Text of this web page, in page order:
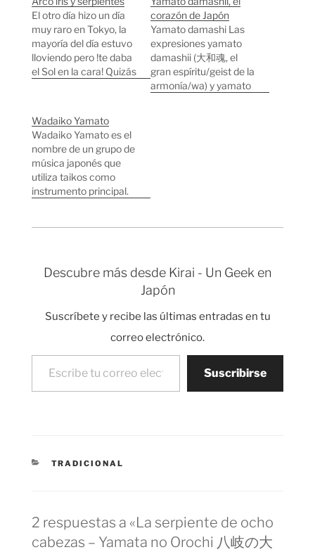
El otro día hizo un día
muy raro en Tokyo, la
mayoría del día estuvo
lloviendo pero !te daba
el Sol en la cara! Quizás
ciudad y también
varios arcos iris.
Tranquilos, saqué esta
foto con…
corazón de Japón
Yamato damashi Las
expresiones yamato
damashii (大和魂, el
gran espíritu/geist de la
armonía/wa) y yamato
se utiliza para expresar
Wadaiko Yamato
Wadaiko Yamato es el
nombre de un grupo de
música japonés que
utiliza taikos como
instrumento principal.
Japón(Nara) en la
años, siendo bastante
Descubre más desde Kirai - Un Geek en
Japón
Suscríbete y recibe las últimas entradas en tu
correo electrónico.
Escribe tu correo electrónico…
Suscribirse
CATEGORÍAS
TRADICIONAL
2 respuestas a «La serpiente de ocho
cabezas – Yamata no Orochi 八岐の大